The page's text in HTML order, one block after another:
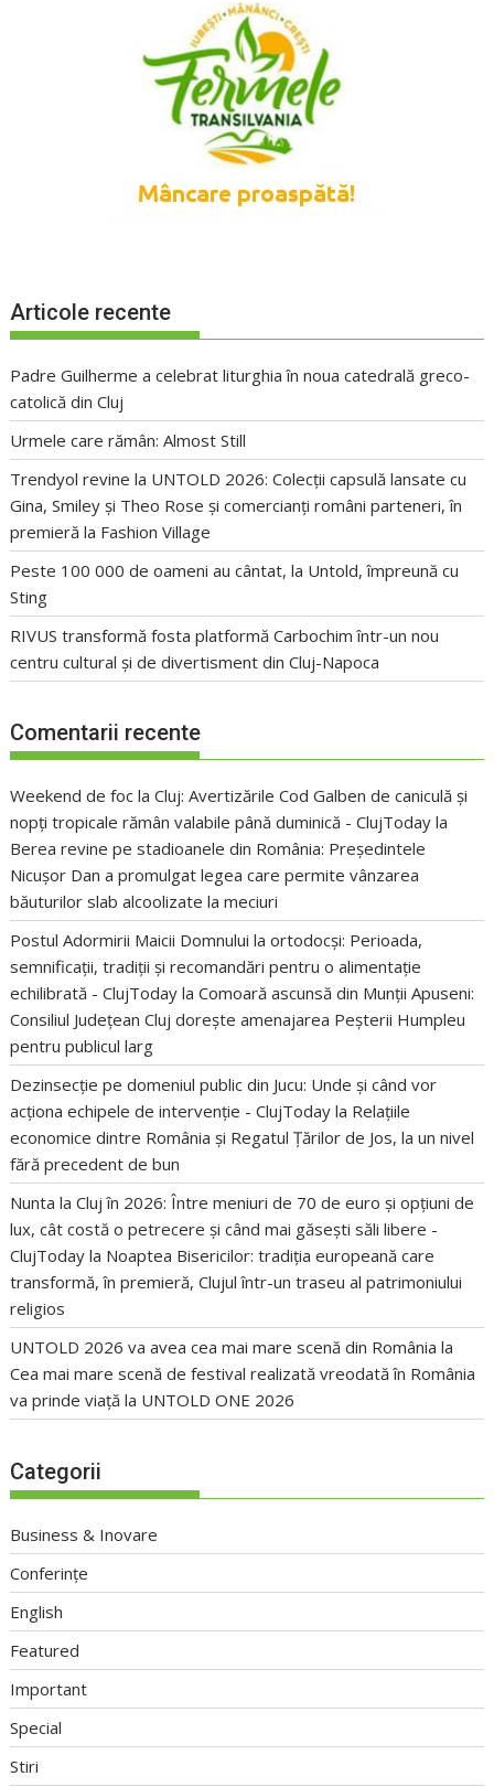
Articole recente
Padre Guilherme a celebrat liturghia în noua catedrală greco-
catolică din Cluj
Urmele care rămân: Almost Still
Trendyol revine la UNTOLD 2026: Colecții capsulă lansate cu
Gina, Smiley și Theo Rose și comercianți români parteneri, în
premieră la Fashion Village
Peste 100 000 de oameni au cântat, la Untold, împreună cu
Sting
RIVUS transformă fosta platformă Carbochim într-un nou
centru cultural și de divertisment din Cluj-Napoca
Comentarii recente
Weekend de foc la Cluj: Avertizările Cod Galben de caniculă și
nopți tropicale rămân valabile până duminică - ClujToday la
Berea revine pe stadioanele din România: Președintele
Nicușor Dan a promulgat legea care permite vânzarea
băuturilor slab alcoolizate la meciuri
Postul Adormirii Maicii Domnului la ortodocși: Perioada,
semnificații, tradiții și recomandări pentru o alimentație
echilibrată - ClujToday laComoară ascunsă din Munții Apuseni:
Consiliul Județean Cluj dorește amenajarea Peșterii Humpleu
pentru publicul larg
Dezinsecție pe domeniul public din Jucu: Unde și când vor
acționa echipele de intervenție - ClujToday la Relațiile
economice dintre România și Regatul Țărilor de Jos, la un nivel
fără precedent de bun
Nunta la Cluj în 2026: Între meniuri de 70 de euro și opțiuni de
lux, cât costă o petrecere și când mai găsești săli libere -
ClujToday la Noaptea Bisericilor: tradiția europeană care
transformă, în premieră, Clujul într-un traseu al patrimoniului
religios
UNTOLD 2026 va avea cea mai mare scenă din România la
Cea mai mare scenă de festival realizată vreodată în România
va prinde viață la UNTOLD ONE 2026
Categorii
Business & Inovare
Conferințe
English
Featured
Important
Special
Stiri